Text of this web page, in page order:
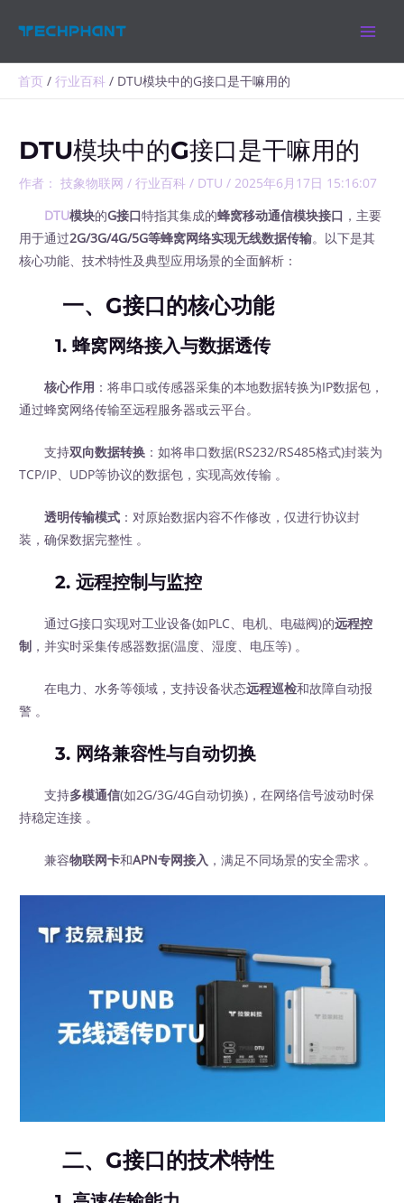
首页 行业百科 DTU模块中的G接口是干嘛用的
DTU模块中的G接口是干嘛用的
作者： 技象物联网/行业百科 / DTU /2025年6月17日 15:16:07
DTU模块的G接口特指其集成的蜂窝移动通信模块接口 ，主要
用于通过2G/3G/4G/5G等蜂窝网络实现无线数据传输。以下是其
核心功能、技术特性及典型应用场景的全面解析：
一、G接口的核心功能
1.蜂窝网络接入与数据透传
核心作用 ：将串口或传感器采集的本地数据转换为IP数据包，
通过蜂窝网络传输至远程服务器或云平台。
支持双向数据转换 ：如将串口数据(RS232/RS485格式)封装为
TCP/IP、UDP等协议的数据包，实现高效传输 。
透明传输模式 ：对原始数据内容不作修改，仅进行协议封
装，确保数据完整性 。
2.远程控制与监控
通过G接口实现对工业设备(如PLC、电机、电磁阀)的远程控
制 ，并实时采集传感器数据(温度、湿度、电压等) 。
在电力、水务等领域，支持设备状态远程巡检和故障自动报
警 。
3. 网络兼容性与自动切换
支持多模通信(如2G/3G/4G自动切换)，在网络信号波动时保
持稳定连接 。
兼容物联网卡和APN专网接入 ，满足不同场景的安全需求 。
二、G接口的技术特性